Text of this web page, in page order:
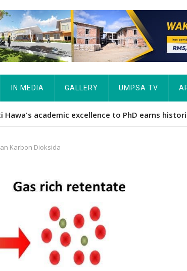
IN MEDIA GALLERY UMPSA TV
Rekod MBOR, Pesakit SMA Pertama Tamat
Karbon Dioksida